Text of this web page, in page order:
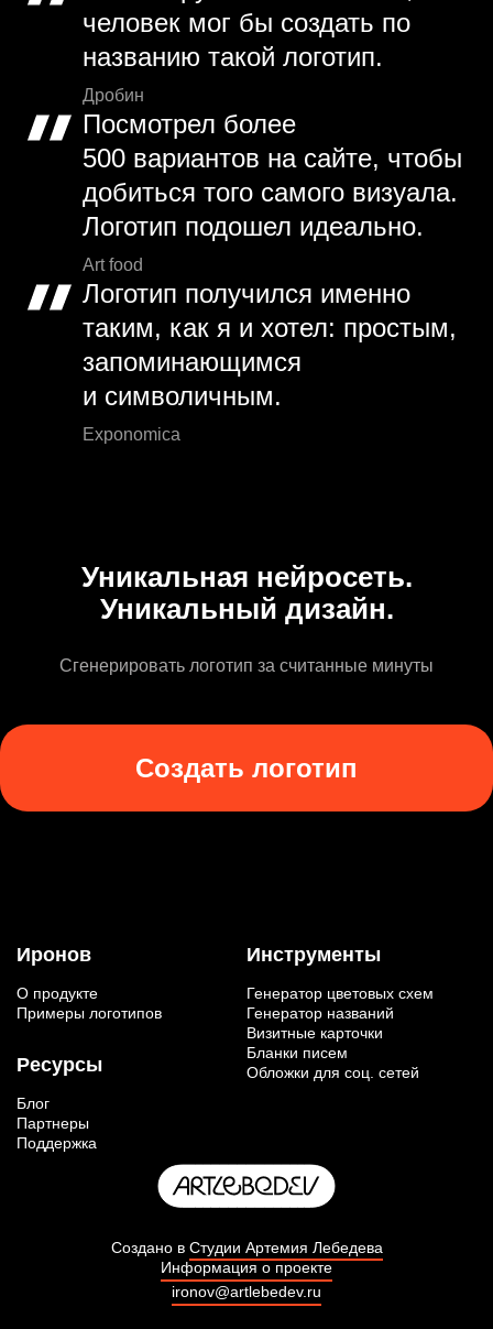
человек мог бы создать по
названию такой логотип.
Дробин
Посмотрел более
500 вариантов на сайте, чтобы
добиться того самого визуала.
Логотип подошел идеально.
Art food
Логотип получился именно
таким, как я и хотел: простым,
запоминающимся
и символичным.
Exponomica
Уникальная нейросеть.
Уникальный дизайн.
Сгенерировать логотип за считанные минуты
Создать логотип
Иронов
О продукте
Примеры логотипов
Ресурсы
Блог
Партнеры
Поддержка
Инструменты
Генератор цветовых схем
Генератор названий
Визитные карточки
Бланки писем
Обложки для соц. сетей
Создано в Студии Артемия Лебедева
Информация о проекте
ironov@artlebedev.ru